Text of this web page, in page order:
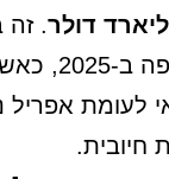
. זה
הנתון היה
לעומת
חיובית.